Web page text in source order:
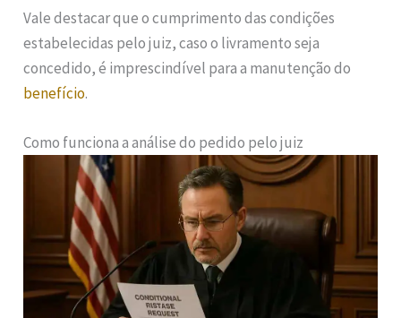
Vale destacar que o cumprimento das condições
estabelecidas pelo juiz, caso o livramento seja
concedido, é imprescindível para a manutenção do
benefício.
Como funciona a análise do pedido pelo juiz